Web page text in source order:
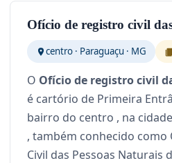
Ofício de registro civil
centro · Paraguaçu · MG
O Ofício de registro civil
é cartório de Primeira
bairro do centro , na
, também conhecido como
Civil das Pessoas Naturais